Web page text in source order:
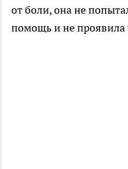
от боли, она не
помощь и не проявила